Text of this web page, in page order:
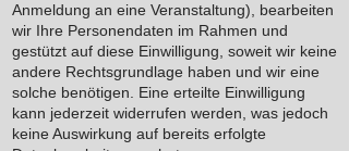
Anmeldung an eine Veranstaltung), bearbeiten
wir Ihre Personendaten im Rahmen und
gestützt auf diese Einwilligung, soweit wir keine
andere Rechtsgrundlage haben und wir eine
solche benötigen. Eine erteilte Einwilligung
kann jederzeit widerrufen werden, was jedoch
keine Auswirkung auf bereits erfolgte